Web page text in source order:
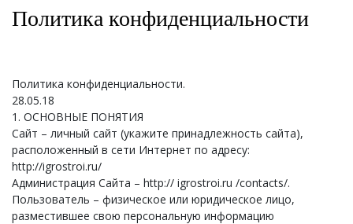
Политика конфиденциальности
Политика конфиденциальности.
28.05.18
1. ОСНОВНЫЕ ПОНЯТИЯ
Сайт – личный сайт (укажите принадлежность сайта),
расположенный в сети Интернет по адресу:
http://igrostroi.ru/
Администрация Сайта – http:// igrostroi.ru /contacts/.
Пользователь – физическое или юридическое лицо,
разместившее свою персональную информацию